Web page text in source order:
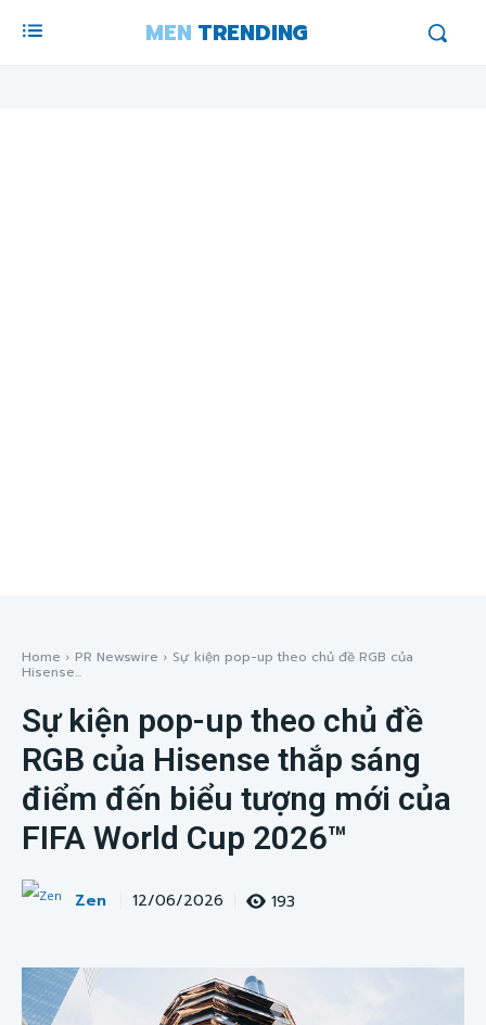
MEN TRENDING
Home PR Newswire Sự kiện pop-up theo chủ đề RGB của
Hisense...
Sự kiện pop-up theo chủ đề
RGB của Hisense thắp sáng
điểm đến biểu tượng mới của
FIFA World Cup 2026™
Zen 12/06/2026 193